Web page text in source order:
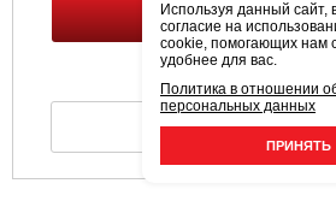
Используя данный сайт,
согласие на
cookie, помогающих нам
удобнее для вас.
Политика в отношении
персональных данных
ПРИНЯТЬ